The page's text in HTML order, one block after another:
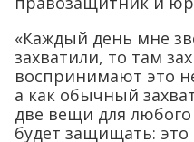
«Каждый день мне
захватили, то там
воспринимают это
а как обычный
две вещи для
будет защищать: это